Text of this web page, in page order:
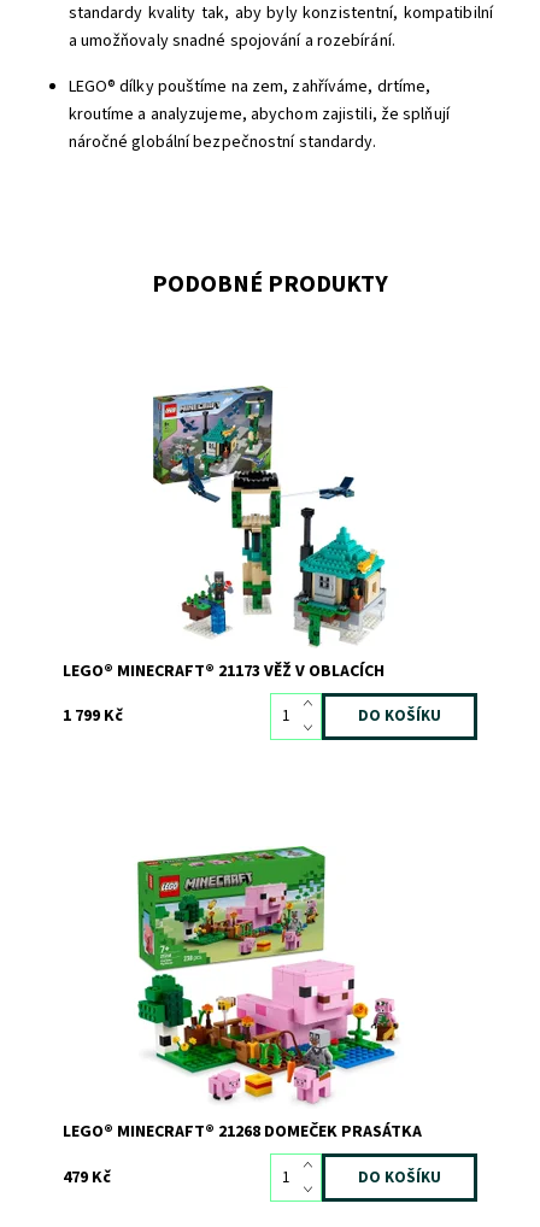
standardy kvality tak, aby byly konzistentní, kompatibilní
a umožňovaly snadné spojování a rozebírání.
LEGO® dílky pouštíme na zem, zahříváme, drtíme,
kroutíme a analyzujeme, abychom zajistili, že splňují
náročné globální bezpečnostní standardy.
PODOBNÉ PRODUKTY
Dobrodružství v oblacích ze světa Minecraft™
Skladem2
8659
LEGO
LEGO® MINECRAFT® 21173 VĚŽ V OBLACÍCH
1 799 Kč
Se stavebnicí LEGO® Minecraft® Domeček Prasátka si
užijete spoustu zábavy při stavění
Dostupnost:
Skladem1
12114
LEGO
LEGO® MINECRAFT® 21268 DOMEČEK PRASÁTKA
479 Kč